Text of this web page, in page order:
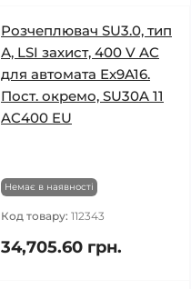
Розчеплювач SU3.0, тип
А, LSI захист, 400 V AC
для автомата Ex9A16.
Пост. окремо, SU30A 11
AC400 EU
Немає в наявності
Код товару: 112343
34,705.60 грн.